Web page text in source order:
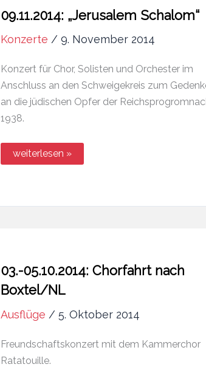
09.11.2014: „Jerusalem Schalom“
Konzerte / 9. November 2014
Konzert für Chor, Solisten und Orchester im
Anschluss an den Schweigekreis zum
an die jüdischen Opfer der
1938.
09.11.2014:
„Jerusalem
weiterlesen »
03.-05.10.2014: Chorfahrt nach
Boxtel/NL
Ausflüge / 5. Oktober 2014
Freundschaftskonzert mit dem Kammerchor
Ratatouille.